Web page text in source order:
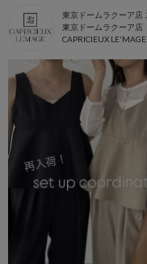
東京ドームラクーア店
CAPRICIEUX LE'MAGE